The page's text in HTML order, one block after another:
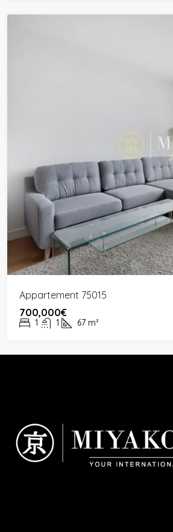
Appartement 75015
700,000€
1 1 67 m²